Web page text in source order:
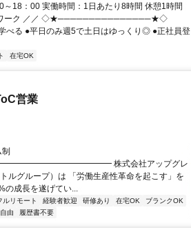
～18：00 実働時間：1日あたり8時間 休憩1時間
ワーク ／／ ◇★───────────────★◇
べる ●平日のみ週5で土日はゆっくり◎ ●正社員登
在宅OK
営業
株式会社アップグレ
ルグループ）は 「労働生産性革命を起こす」を
の成長を遂げてい...
ルリモート 経験者歓迎 研修あり 在宅OK
ブランクOK
由 履歴書不要